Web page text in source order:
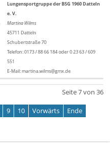
Lungensportgruppe der BSG 1960 Datteln
e. V.
Martina Wilms
45711 Datteln
Schubertstraße 70
Telefon: 0173 / 88 66 184 oder 0 23 63 / 609
551
E-Mail: martina.wilms@gmx.de
Seite 7 von 36
9 10 Vorwärts Ende